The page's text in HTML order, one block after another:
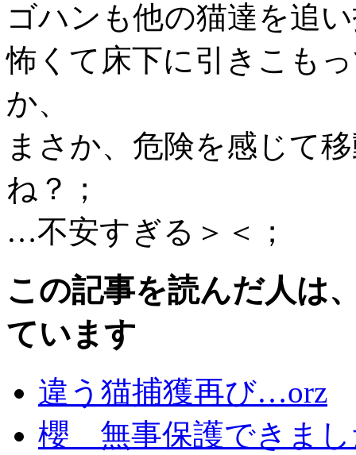
ゴハンも他の猫達を追
怖くて床下に引きこも
か、
まさか、危険を感じて
ね？；
…不安すぎる＞＜；
この記事を読んだ人は
ています
違う猫捕獲再び…orz
櫻 無事保護できまし